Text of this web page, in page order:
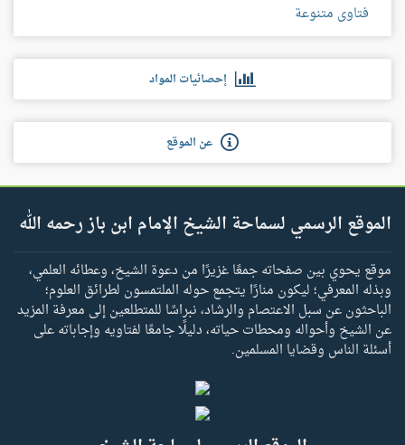
فتاوى متنوعة
إحصائيات المواد
عن الموقع
الموقع الرسمي لسماحة الشيخ الإمام ابن باز رحمه الله
موقع يحوي بين صفحاته جمعًا غزيرًا من دعوة الشيخ، وعطائه العلمي،
وبذله المعرفي؛ ليكون منارًا يتجمع حوله الملتمسون لطرائق العلوم؛
الباحثون عن سبل الاعتصام والرشاد، نبراسًا للمتطلعين إلى معرفة المزيد
عن الشيخ وأحواله ومحطات حياته، دليلًا جامعًا لفتاويه وإجاباته على
أسئلة الناس وقضايا المسلمين.